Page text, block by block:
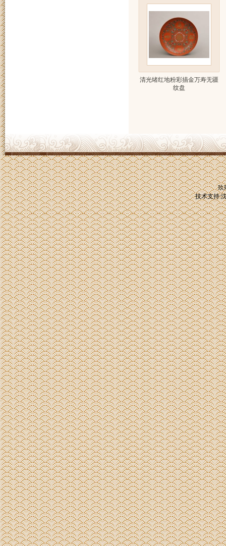
清光绪红地粉彩描金万寿无疆
纹盘
玖
技术支持: